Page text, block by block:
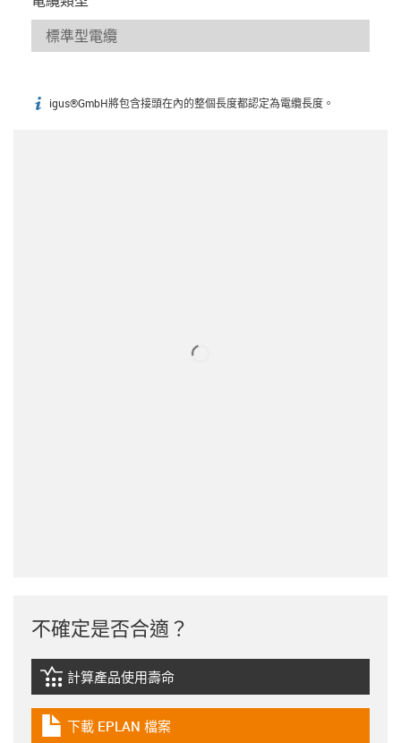
igus-icon-info
igus®GmbH將包含接頭在內的整個長度都認定為電纜長度。
不確定是否合適？
igus-icon-lebensdauerrechner
計算產品使用壽命
igus-icon-download-plan
下載 EPLAN 檔案